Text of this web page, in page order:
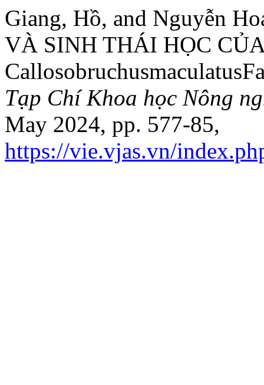
Giang, Hồ, and Nguyễn
VÀ SINH THÁI HỌC
Tạp Chí Khoa học Nông
May 2024, pp. 577-85,
https://vie.vjas.vn/